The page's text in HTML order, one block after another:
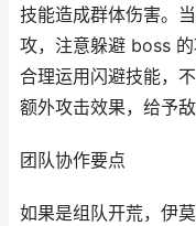
技能造成群体伤害。
攻，注意躲避 boss 的
合理运用闪避技能，
额外攻击效果，给予敌
团队协作要点
如果是组队开荒，伊